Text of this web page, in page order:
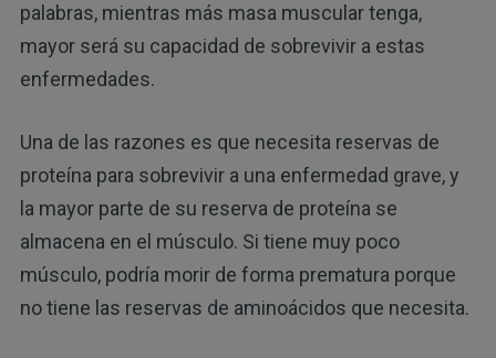
palabras, mientras más masa muscular tenga,
mayor será su capacidad de sobrevivir a estas
enfermedades.
Una de las razones es que necesita reservas de
proteína para sobrevivir a una enfermedad grave, y
la mayor parte de su reserva de proteína se
almacena en el músculo. Si tiene muy poco
músculo, podría morir de forma prematura porque
no tiene las reservas de aminoácidos que necesita.